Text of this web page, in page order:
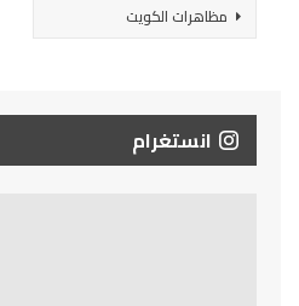
مظاهرات الكويت
انستغرام